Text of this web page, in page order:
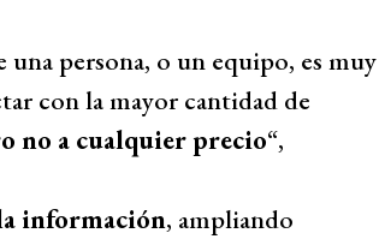
persona, o un equipo, es muy
con la mayor cantidad de
no a cualquier precio“,
información, ampliando